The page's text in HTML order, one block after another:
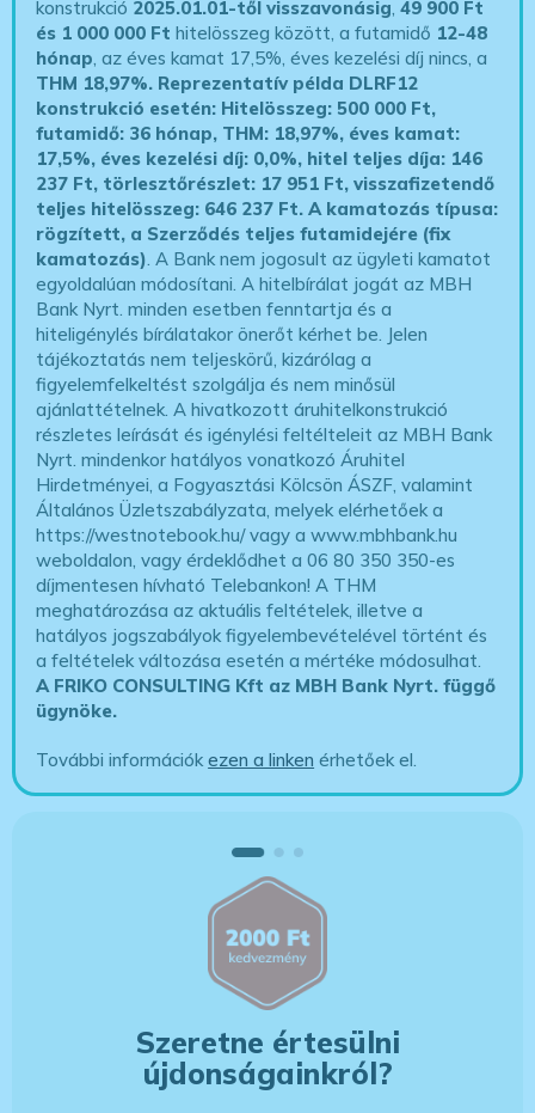
konstrukció 2025.01.01-től visszavonásig ,49 900 Ft
és 1 000 000 Ft hitelösszeg között, a futamidő 12-48
hónap , az éves kamat 17,5%, éves kezelési díj nincs, a
THM 18,97%. Reprezentatív példa DLRF12
konstrukció esetén: Hitelösszeg: 500 000 Ft,
futamidő: 36 hónap, THM: 18,97%, éves kamat:
17,5%, éves kezelési díj: 0,0%, hitel teljes díja: 146
237 Ft, törlesztőrészlet: 17 951 Ft, visszafizetendő
teljes hitelösszeg: 646 237 Ft.A kamatozás típusa:
rögzített, a Szerződés teljes futamidejére (fix
kamatozás) . A Bank nem jogosult az ügyleti kamatot
egyoldalúan módosítani. A hitelbírálat jogát az MBH
Bank Nyrt. minden esetben fenntartja és a
hiteligénylés bírálatakor önerőt kérhet be. Jelen
tájékoztatás nem teljeskörű, kizárólag a
figyelemfelkeltést szolgálja és nem minősül
ajánlattételnek. A hivatkozott áruhitelkonstrukció
részletes leírását és igénylési feltélteleit az MBH Bank
Nyrt. mindenkor hatályos vonatkozó Áruhitel
Hirdetményei, a Fogyasztási Kölcsön ÁSZF, valamint
Általános Üzletszabályzata, melyek elérhetőek a
https://westnotebook.hu/vagy a www.mbhbank.hu
weboldalon, vagy érdeklődhet a 06 80 350 350-es
díjmentesen hívható Telebankon! A THM
meghatározása az aktuális feltételek, illetve a
hatályos jogszabályok figyelembevételével történt és
a feltételek változása esetén a mértéke módosulhat.
A FRIKO CONSULTING Kft az MBH Bank Nyrt. függő
ügynöke.
További információkezen a linken érhetőek el.
Szeretne értesülni
újdonságainkról?